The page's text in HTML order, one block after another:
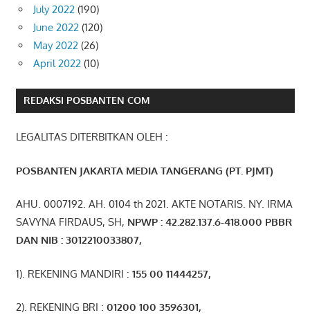
July 2022 (190)
June 2022 (120)
May 2022 (26)
April 2022 (10)
REDAKSI POSBANTEN COM
LEGALITAS DITERBITKAN OLEH :
POSBANTEN JAKARTA MEDIA TANGERANG (PT. PJMT)
AHU. 0007192. AH. 0104 th 2021. AKTE NOTARIS. NY. IRMA
SAVYNA FIRDAUS, SH, NPWP : 42.282.137.6-418.000 PBBR
DAN NIB :3012210033807,
1). REKENING MANDIRI : 155 00 11444257,
2). REKENING BRI : 01200 100 3596301,